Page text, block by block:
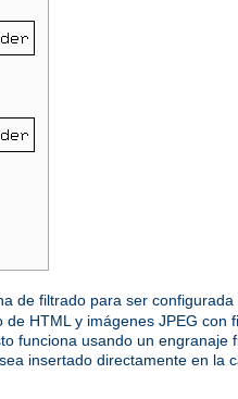
de filtrado para ser
HTML y imágenes JPEG
funciona usando un
insertado directamente en